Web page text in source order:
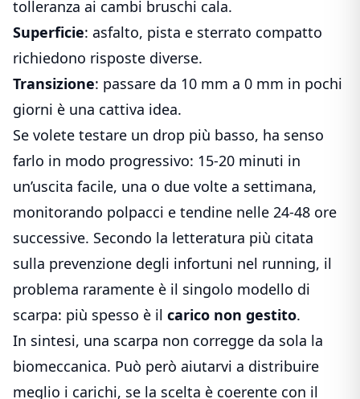
tolleranza ai cambi bruschi cala.
Superficie: asfalto, pista e sterrato compatto
richiedono risposte diverse.
Transizione: passare da 10 mm a 0 mm in pochi
giorni è una cattiva idea.
Se volete testare un drop più basso, ha senso
farlo in modo progressivo: 15-20 minuti in
un’uscita facile, una o due volte a settimana,
monitorando polpacci e tendine nelle 24-48 ore
successive. Secondo la letteratura più citata
sulla prevenzione degli infortuni nel running, il
problema raramente è il singolo modello di
scarpa: più spesso è il carico non gestito.
In sintesi, una scarpa non corregge da sola la
biomeccanica. Può però aiutarvi a distribuire
meglio i carichi, se la scelta è coerente con il